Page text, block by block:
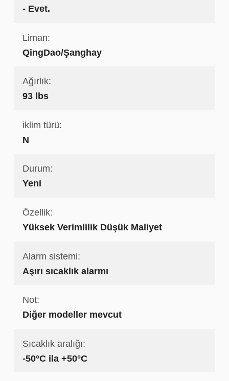
- Evet.
Liman:
QingDao/Şanghay
Ağırlık:
93 lbs
iklim türü:
N
Durum:
Yeni
Özellik:
Yüksek Verimlilik Düşük Maliyet
Alarm sistemi:
Aşırı sıcaklık alarmı
Not:
Diğer modeller mevcut
Sıcaklık aralığı:
-50°C ila +50°C